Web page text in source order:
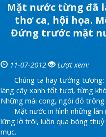
Mặt nước từng đã
thơ ca, hội họa.
Đứng trước mặt
11-07-2012
Lượt xem:
Chúng ta hãy tưởng tượng:
làng cây xanh tốt tươi, từng
Những mái cong, ngói đỏ
Mặt nước in hình những làn
lững lờ trôi, luồn qua bóng
mục.